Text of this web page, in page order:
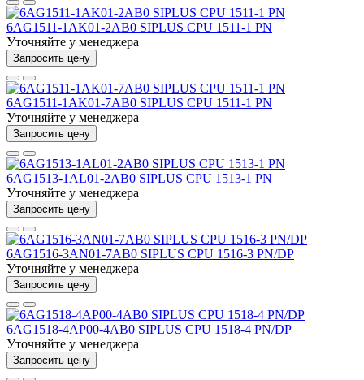
6AG1511-1AK01-2AB0 SIPLUS CPU 1511-1 PN
Уточняйте у менеджера
Запросить цену
6AG1511-1AK01-7AB0 SIPLUS CPU 1511-1 PN
Уточняйте у менеджера
Запросить цену
6AG1513-1AL01-2AB0 SIPLUS CPU 1513-1 PN
Уточняйте у менеджера
Запросить цену
6AG1516-3AN01-7AB0 SIPLUS CPU 1516-3 PN/DP
Уточняйте у менеджера
Запросить цену
6AG1518-4AP00-4AB0 SIPLUS CPU 1518-4 PN/DP
Уточняйте у менеджера
Запросить цену